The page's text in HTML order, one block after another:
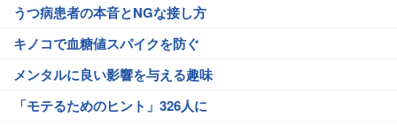
うつ病患者の本音とNGな接し方
キノコで血糖値スパイクを防ぐ
メンタルに良い影響を与える趣味
「モテるためのヒント」326人に